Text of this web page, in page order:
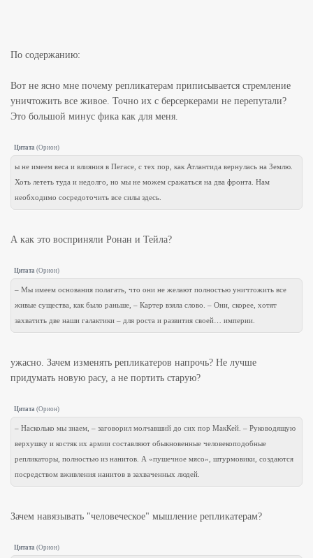
По содержанию:
Вот не ясно мне почему репликатерам приписывается стремление
уничтожить все живое. Точно их с берсеркерами не перепутали?
Это большой минус фика как для меня.
Цитата (Орион)
ы не имеем веса и влияния в Пегасе, с тех пор, как Атлантида вернулась на Землю.
Хоть лететь туда и недолго, но мы не можем сражаться на два фронта. Нам
необходимо сосредоточить все силы здесь.
А как это восприняли Ронан и Тейла?
Цитата (Орион)
– Мы имеем основания полагать, что они не желают полностью уничтожить все
живые существа, как было раньше, – Картер взяла слово. – Они, скорее, хотят
захватить две наши галактики – для роста и развития своей… империи.
ужасно. Зачем изменять репликатеров напрочь? Не лучше
придумать новую расу, а не портить старую?
Цитата (Орион)
– Насколько мы знаем, – заговорил молчавший до сих пор МакКей. – Руководящую
верхушку и костяк их армии составляют обыкновенные человекоподобные
репликаторы, полностью из нанитов. А «пушечное мясо», штурмовики, создаются
посредством вживления нанитов в захваченных людей.
Зачем навязывать "человеческое" мышление репликатерам?
Цитата (Орион)